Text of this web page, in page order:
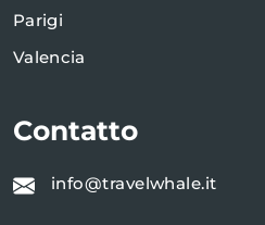
Parigi
Valencia
Contatto
info@travelwhale.it